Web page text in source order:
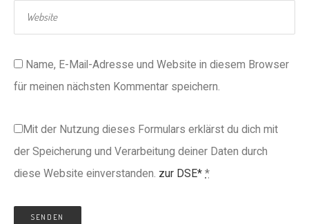
Name, E-Mail-Adresse und Website in diesem Browser
für meinen nächsten Kommentar speichern.
Mit der Nutzung dieses Formulars erklärst du dich mit
der Speicherung und Verarbeitung deiner Daten durch
diese Website einverstanden. zur DSE* *